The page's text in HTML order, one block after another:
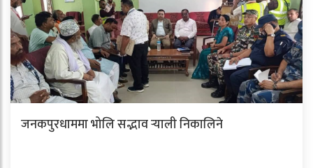
जनकपुरधाममा भोलि सद्भाव र्‍याली निकालिने